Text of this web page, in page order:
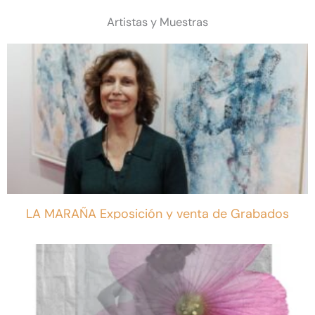
Artistas y Muestras
LA MARAÑA Exposición y venta de Grabados